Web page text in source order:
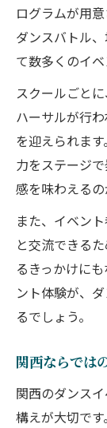
ログラムが用
ダンスバトル
て数多くのイ
スクールごと
ハーサルが行
を迎えられま
力をステージ
感を味わえるの
また、イベン
と交流できる
るきっかけに
ント体験が、
るでしょう。
関西ならでは
関西のダンス
構えが大切で